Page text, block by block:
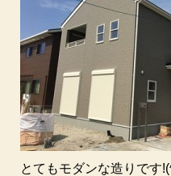
とてもモダンな造りです